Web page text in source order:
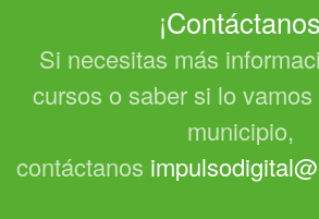
Si necesitas más
cursos o saber si lo
municipio,
contáctanos